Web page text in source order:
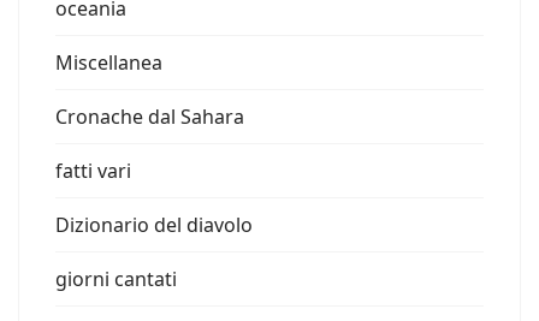
oceania
Miscellanea
Cronache dal Sahara
fatti vari
Dizionario del diavolo
giorni cantati